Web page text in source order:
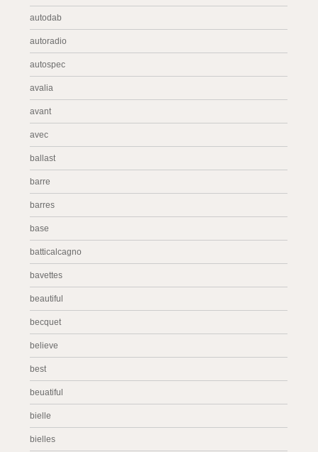
autodab
autoradio
autospec
avalia
avant
avec
ballast
barre
barres
base
batticalcagno
bavettes
beautiful
becquet
believe
best
beuatiful
bielle
bielles